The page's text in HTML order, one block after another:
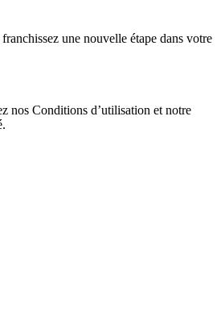
une nouvelle étape dans votre
nos Conditions d’utilisation et notre